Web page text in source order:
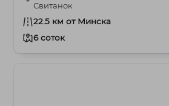
Свитанок
22.5 км от Минска
6 соток